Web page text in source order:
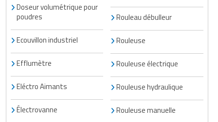
Doseur volumétrique pour
poudres
Ecouvillon industriel
Efflumètre
Eléctro Aimants
Électrovanne
Rouleau débulleur
Rouleuse
Rouleuse électrique
Rouleuse hydraulique
Rouleuse manuelle